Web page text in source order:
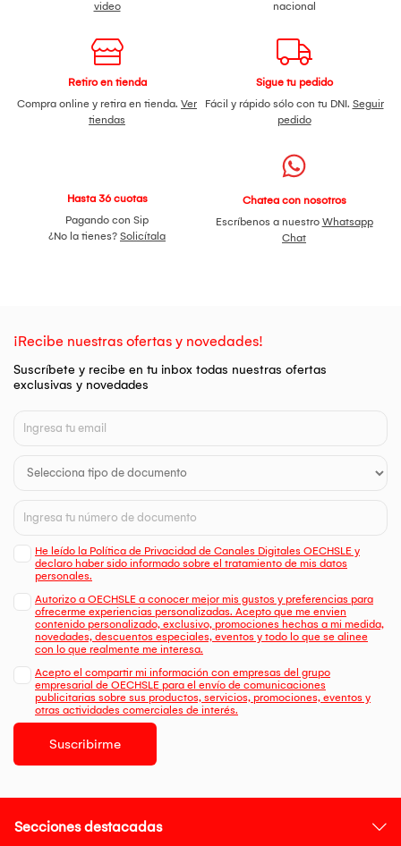
video nacional
Retiro en tienda
Compra online y retira en tienda. Ver
tiendas
Sigue tu pedido
Fácil y rápido sólo con tu DNI. Seguir
pedido
Hasta 36 cuotas
Pagando con Sip
¿No la tienes? Solicítala
Chatea con nosotros
Escríbenos a nuestro Whatsapp
Chat
¡Recibe nuestras ofertas y novedades!
Suscríbete y recibe en tu inbox todas nuestras ofertas
exclusivas y novedades
He leído la Política de Privacidad de Canales Digitales OECHSLE y
declaro haber sido informado sobre el tratamiento de mis datos
personales.
Autorizo a OECHSLE a conocer mejor mis gustos y preferencias para
ofrecerme experiencias personalizadas. Acepto que me envien
contenido personalizado, exclusivo, promociones hechas a mi medida,
novedades, descuentos especiales, eventos y todo lo que se alinee
con lo que realmente me interesa.
Acepto el compartir mi información con empresas del grupo
empresarial de OECHSLE para el envío de comunicaciones
publicitarias sobre sus productos, servicios, promociones, eventos y
otras actividades comerciales de interés.
Suscribirme
Secciones destacadas